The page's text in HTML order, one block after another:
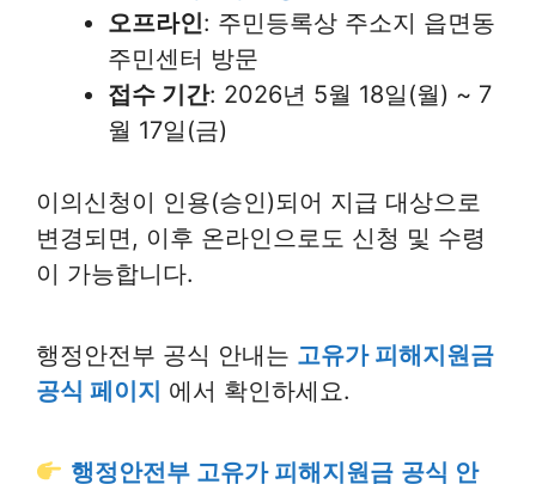
오프라인: 주민등록상 주소지 읍면동
주민센터 방문
접수 기간: 2026년 5월 18일(월) ~ 7
월 17일(금)
이의신청이 인용(승인)되어 지급 대상으로
변경되면, 이후 온라인으로도 신청 및 수령
이 가능합니다.
행정안전부 공식 안내는 고유가 피해지원금
공식 페이지 에서 확인하세요.
행정안전부 고유가 피해지원금 공식 안